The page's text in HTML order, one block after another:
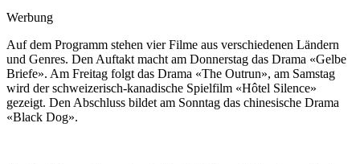
Werbung
Auf dem Programm stehen vier Filme aus verschiedenen Ländern
und Genres. Den Auftakt macht am Donnerstag das Drama «Gelbe
Briefe». Am Freitag folgt das Drama «The Outrun», am Samstag
wird der schweizerisch-kanadische Spielfilm «Hôtel Silence»
gezeigt. Den Abschluss bildet am Sonntag das chinesische Drama
«Black Dog».